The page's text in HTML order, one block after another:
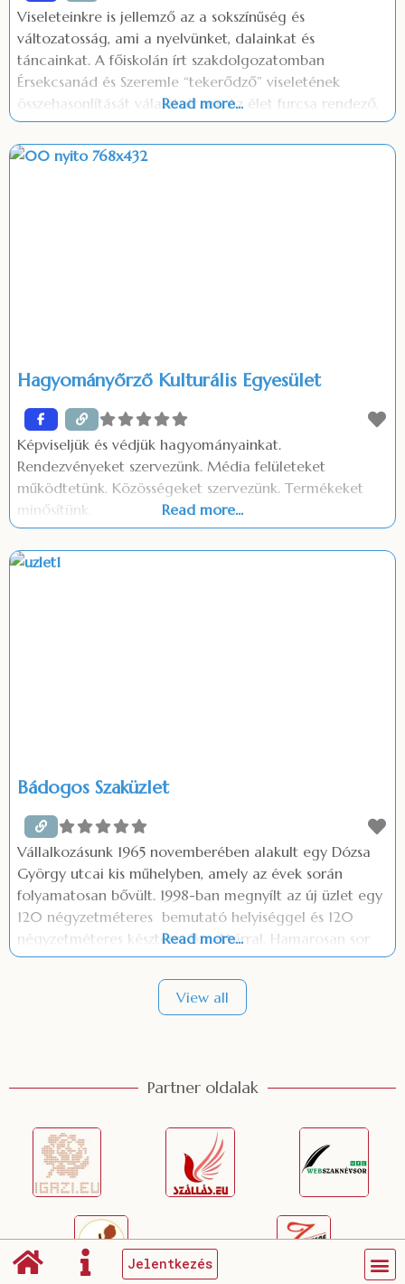
Viseleteinkre is jellemző az a sokszínűség és
változatosság, ami a nyelvünket, dalainkat és
táncainkat. A főiskolán írt szakdolgozatomban
Érsekcsanád és Szeremle “tekerődző” viseletének
összehasonlítását választottam. Az élet furcsa rendező,
mert a vállalkozásomban jelenleg én is azon vagyok,
hogy a viseletek ne szériában készüljenek, hanem
megmaradjanak a régi kézműves termékeknek.
Read more...
Hagyományőrző Kulturális Egyesület
Képviseljük és védjük hagyományainkat.
Rendezvényeket szervezünk. Média felületeket
működtetünk. Közösségeket szervezünk. Termékeket
minősítünk.
Read more...
Bádogos Szaküzlet
Vállalkozásunk 1965 novemberében alakult egy Dózsa
György utcai kis műhelyben, amely az évek során
folyamatosan bővült. 1998-ban megnyílt az új üzlet egy
120 négyzetméteres bemutató helyiséggel és 120
négyzetméteres késztermék raktárral. Hamarosan sor
került a műhely korszerűsítésére. Itt a hagyományos
bádogos termékek előállítása mellett, a különféle
egyedi megrendelések készítése történik. Üzletünkben
Read more...
View all
Partner oldalak
Jelentkezés